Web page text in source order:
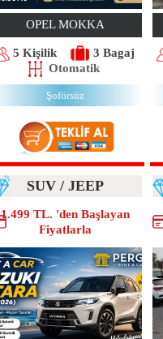
OPEL MOKKA
5 Kişilik
3 Bagaj
Otomatik
Şoförsüz
SUV / JEEP
1.499 TL. 'den Başlayan
Fiyatlarla